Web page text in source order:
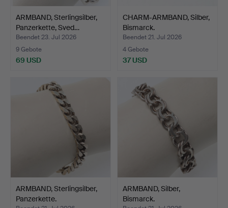
ARMBAND, Sterlingsilber,
Panzerkette, Sved…
Beendet 23. Jul 2026
9 Gebote
69 USD
CHARM-ARMBAND, Silber,
Bismarck.
Beendet 21. Jul 2026
4 Gebote
37 USD
ARMBAND, Sterlingsilber,
Panzerkette.
ARMBAND, Silber,
Bismarck.